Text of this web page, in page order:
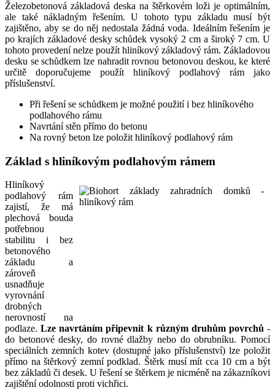
Železobetonová základová deska na štěrkovém loži je optimálním,
ale také nákladným řešením. U tohoto typu základu musí být
zajištěno, aby se do něj nedostala žádná voda. Ideálním řešením je
po krajích základové desky schůdek vysoký 2 cm a široký 7 cm. U
tohoto provedení nelze použít hliníkový základový rám. Základovou
desku se schůdkem lze nahradit rovnou betonovou deskou, ke které
určitě doporučujeme použít hliníkový podlahový rám jako
příslušenství.
Při řešení se schůdkem je možné použití i bez hliníkového
podlahového rámu
Navrtání stěn přímo do betonu
Na rovný beton lze položit hliníkový podlahový rám
Základ s hliníkovým podlahovým rámem
Hliníkový
podlahový rám
zajistí, že má
plechová bouda
potřebnou
stabilitu i bez
betonového
základu a
zároveň
usnadňuje
vyrovnání
drobných
nerovností na
podlaze.Lze navrtáním připevnit k různým druhům povrchů-
do betonové desky, do rovné dlažby nebo do obrubníku. Pomocí
speciálních zemních kotev (dostupné jako příslušenství) lze položit
přímo na štěrkový zemní podklad. Štěrk musí mít cca 10 cm a být
bez základů či desek. U řešení se štěrkem je nicméně na zákazníkovi
zajištění odolnosti proti vichřici.